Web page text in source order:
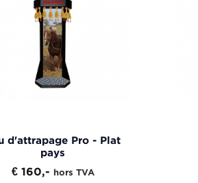
d'attrapage Pro - Plat
pays
€ 160,- hors TVA